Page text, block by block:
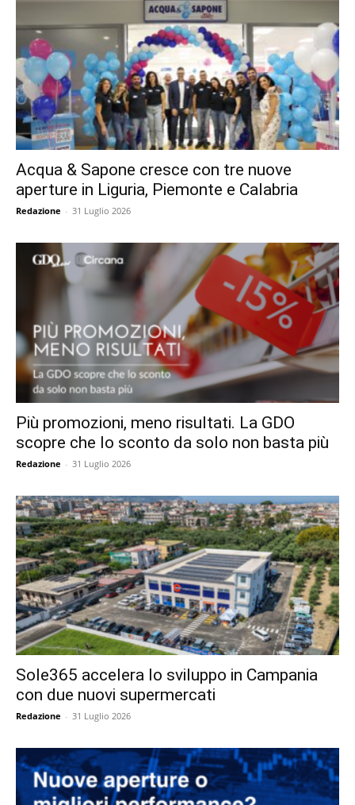
Acqua & Sapone cresce con tre nuove
aperture in Liguria, Piemonte e Calabria
Redazione - 31 Luglio 2026
Più promozioni, meno risultati. La GDO
scopre che lo sconto da solo non basta più
Redazione - 31 Luglio 2026
Sole365 accelera lo sviluppo in Campania
con due nuovi supermercati
Redazione - 31 Luglio 2026